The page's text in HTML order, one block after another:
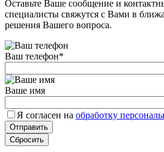
Оставьте Ваше сообщение и
специалисты свяжутся с Вами в
решения Вашего вопроса.
Ваш телефон*
Ваше имя
Я согласен на обработку